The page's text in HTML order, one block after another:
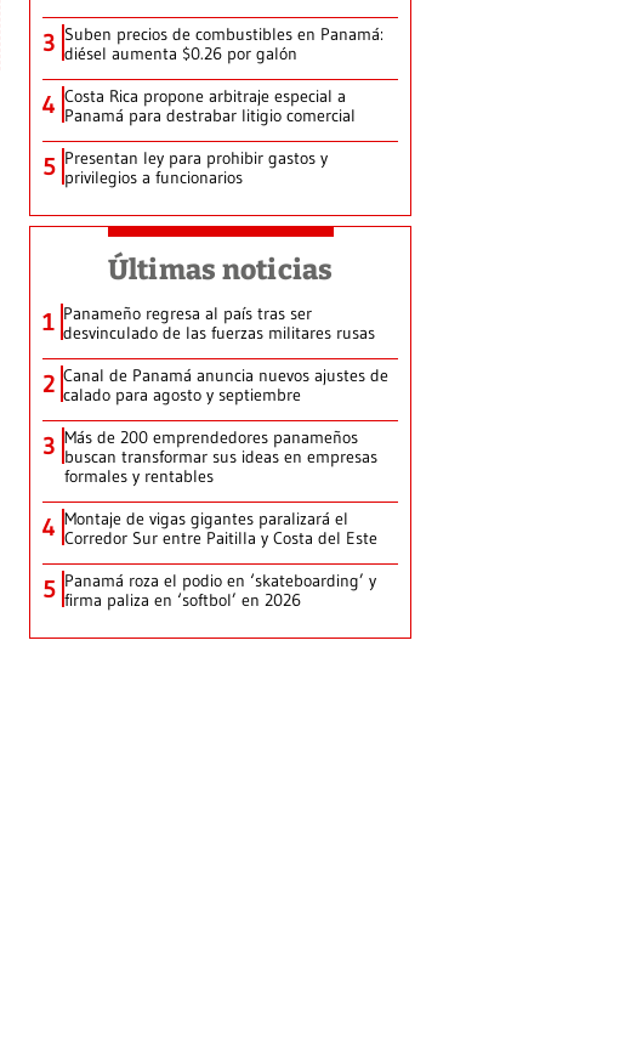
3 Suben precios de combustibles en Panamá:
diésel aumenta $0.26 por galón
4 Costa Rica propone arbitraje especial a
Panamá para destrabar litigio comercial
5 Presentan ley para prohibir gastos y
privilegios a funcionarios
Últimas noticias
1 Panameño regresa al país tras ser
desvinculado de las fuerzas militares rusas
2 Canal de Panamá anuncia nuevos ajustes de
calado para agosto y septiembre
3 Más de 200 emprendedores panameños
buscan transformar sus ideas en empresas
formales y rentables
4 Montaje de vigas gigantes paralizará el
Corredor Sur entre Paitilla y Costa del Este
5 Panamá roza el podio en ‘skateboarding’ y
firma paliza en ‘softbol’ en 2026